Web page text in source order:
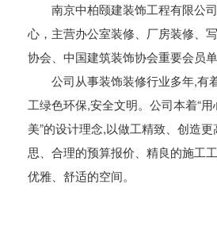
南京中柏颐建装饰工程有限公司
心，主营办公室装修、厂房装修、
协会、中国建筑装饰协会重要会员
公司从事装饰装修行业多年,有
工绿色环保,安全文明。公司本着“
美”的设计理念,以做工精致、创造
思、合理的预算报价、精良的施工
优雅、舒适的空间。